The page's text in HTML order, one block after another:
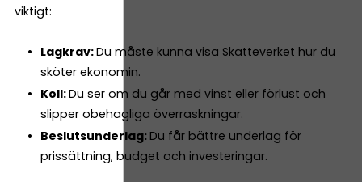
viktigt:
Lagkrav:Du måste kunna visa Skatteverket hur du
sköter ekonomin.
Koll:Du ser om du går med vinst eller förlust och
slipper obehagliga överraskningar.
Beslutsunderlag: Du får bättre underlag för
prissättning, budget och investeringar.